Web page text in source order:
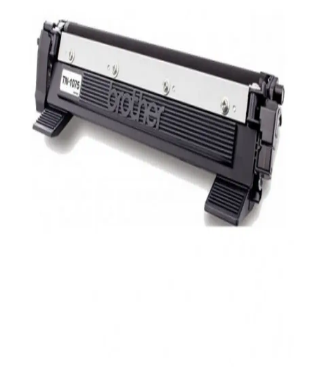
Отзывы
Партнерам
Интернет-магазин
Запчасти для смартфонов
Позняки
г. Киев, ул. Анны Ахматовой, 30
Дворец "Украина"
г. Киев, ул. Казимира Малевича, 87